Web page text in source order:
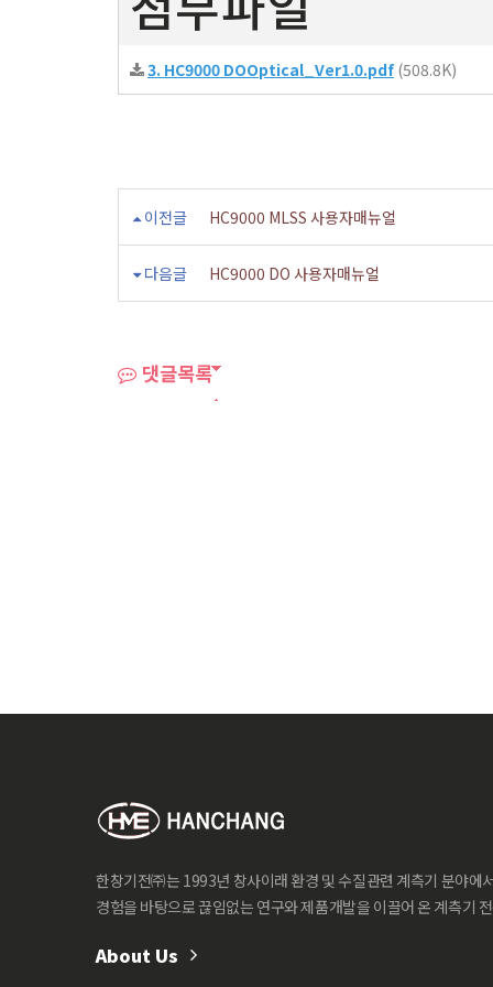
3. HC9000 DOOptical_Ver1.0.pdf (508.8K)
이전글 HC9000 MLSS 사용자매뉴얼
다음글 HC9000 DO 사용자매뉴얼
댓글목록
한창기전㈜는 1993년 창사이래 환경 및 수질관련 계측기 분야에
경험을 바탕으로 끊임없는 연구와 제품개발을 이끌어 온 계측기
About Us